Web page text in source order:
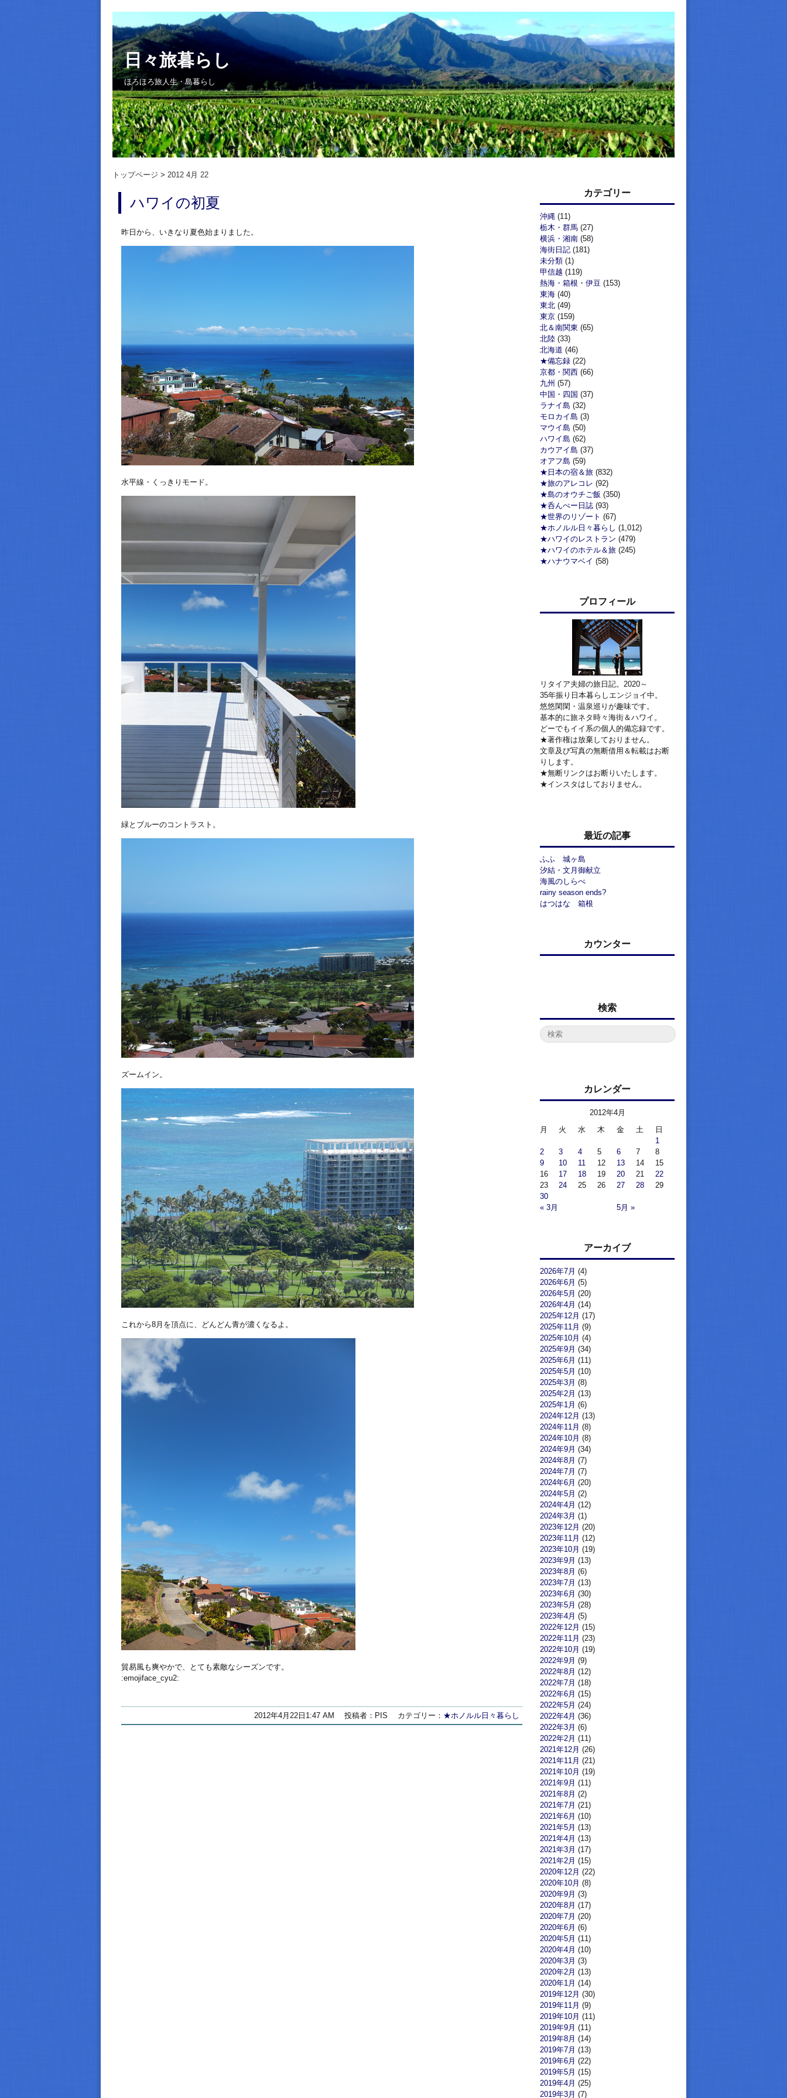
日々旅暮らし
ほろほろ旅人生・島暮らし
トップページ 2012 4月 22
ハワイの初夏
昨日から、いきなり夏色始まりました。
水平線・くっきりモード。
緑とブルーのコントラスト。
ズームイン。
これから8月を頂点に、どんどん青が濃くなるよ。
貿易風も爽やかで、とても素敵なシーズンです。
:emojiface_cyu2:
2012年4月22日1:47 AM 投稿者：PIS カテゴリー： ★ホノルル日々暮らし
カテゴリー
沖縄 (11)
栃木・群馬 (27)
横浜・湘南 (58)
海街日記 (181)
未分類 (1)
甲信越 (119)
熱海・箱根・伊豆 (153)
東海 (40)
東北 (49)
東京 (159)
北＆南関東 (65)
北陸 (33)
北海道 (46)
★備忘録 (22)
京都・関西 (66)
九州 (57)
中国・四国 (37)
ラナイ島 (32)
モロカイ島 (3)
マウイ島 (50)
ハワイ島 (62)
カウアイ島 (37)
オアフ島 (59)
★日本の宿＆旅 (832)
★旅のアレコレ (92)
★島のオウチご飯 (350)
★呑んべー日誌 (93)
★世界のリゾート (67)
★ホノルル日々暮らし (1,012)
★ハワイのレストラン (479)
★ハワイのホテル＆旅 (245)
★ハナウマベイ (58)
プロフィール
リタイア夫婦の旅日記。2020～
35年振り日本暮らしエンジョイ中。
悠悠閑閑・温泉巡りが趣味です。
基本的に旅ネタ時々海街＆ハワイ。
どーでもイイ系の個人的備忘録です。
★著作権は放棄しておりません。
文章及び写真の無断借用＆転載はお断
りします。
★無断リンクはお断りいたします。
★インスタはしておりません。
最近の記事
ふふ 城ヶ島
汐結・文月御献立
海風のしらべ
rainy season ends?
はつはな 箱根
カウンター
検索
カレンダー
2012年4月
月
火 水 木 金 土 日
« 3月 5月 »
1
2
3 4 5 6 7
8
9
10 11 12 13 14
15
16
17 18 19 20 21
22
23
24 25 26 27 28
29
30
アーカイブ
2026年7月 (4)
2026年6月 (5)
2026年5月 (20)
2026年4月 (14)
2025年12月 (17)
2025年11月 (9)
2025年10月 (4)
2025年9月 (34)
2025年6月 (11)
2025年5月 (10)
2025年3月 (8)
2025年2月 (13)
2025年1月 (6)
2024年12月 (13)
2024年11月 (8)
2024年10月 (8)
2024年9月 (34)
2024年8月 (7)
2024年7月 (7)
2024年6月 (20)
2024年5月 (2)
2024年4月 (12)
2024年3月 (1)
2023年12月 (20)
2023年11月 (12)
2023年10月 (19)
2023年9月 (13)
2023年8月 (6)
2023年7月 (13)
2023年6月 (30)
2023年5月 (28)
2023年4月 (5)
2022年12月 (15)
2022年11月 (23)
2022年10月 (19)
2022年9月 (9)
2022年8月 (12)
2022年7月 (18)
2022年6月 (15)
2022年5月 (24)
2022年4月 (36)
2022年3月 (6)
2022年2月 (11)
2021年12月 (26)
2021年11月 (21)
2021年10月 (19)
2021年9月 (11)
2021年8月 (2)
2021年7月 (21)
2021年6月 (10)
2021年5月 (13)
2021年4月 (13)
2021年3月 (17)
2021年2月 (15)
2020年12月 (22)
2020年10月 (8)
2020年9月 (3)
2020年8月 (17)
2020年7月 (20)
2020年6月 (6)
2020年5月 (11)
2020年4月 (10)
2020年3月 (3)
2020年2月 (13)
2020年1月 (14)
2019年12月 (30)
2019年11月 (9)
2019年10月 (11)
2019年9月 (11)
2019年8月 (14)
2019年7月 (13)
2019年6月 (22)
2019年5月 (15)
2019年4月 (25)
2019年3月 (7)